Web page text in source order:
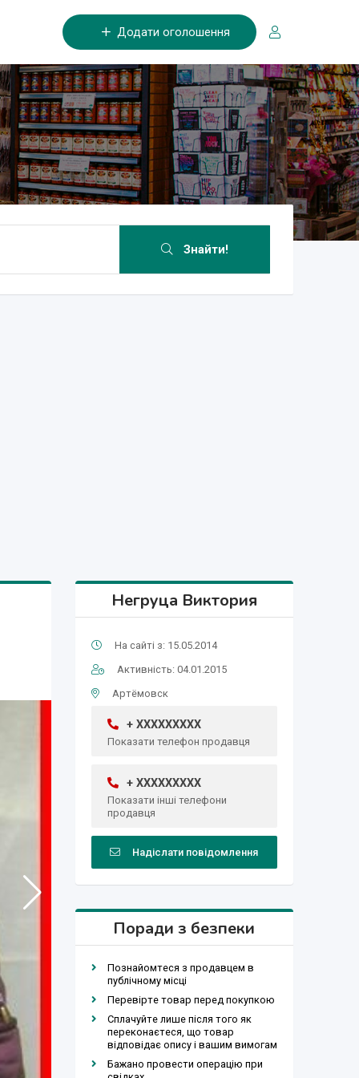
Додати оголошення
Знайти!
Негруца Виктория
На сайті з: 15.05.2014
Активність: 04.01.2015
Артёмовск
+ XXXXXXXXX
Показати телефон продавця
+ XXXXXXXXX
Показати інші телефони
продавця
Надіслати повідомлення
Поради з безпеки
Познайомтеся з продавцем в
публічному місці
Перевірте товар перед покупкою
Сплачуйте лише після того як
переконаєтеся, що товар
відповідає опису і вашим вимогам
Бажано провести операцію при